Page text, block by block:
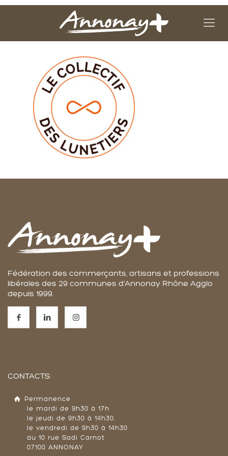
Fédération des commerçants, artisans et professions
libérales des 29 communes d'Annonay Rhône Agglo
depuis 1999.
CONTACTS
Permanence
le mardi de 9h30 à 17h
le jeudi de 9h30 à 14h30,
le vendredi de 9h30 à 14h30
au 10 rue Sadi Carnot
07100 ANNONAY